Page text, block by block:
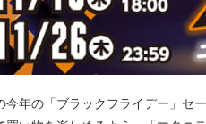
年の「ブラックフライデー」セ